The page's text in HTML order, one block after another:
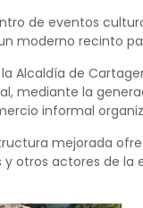
de eventos
moderno recinto
Alcaldía de
mediante la
informal
mejorada
otros actores de la